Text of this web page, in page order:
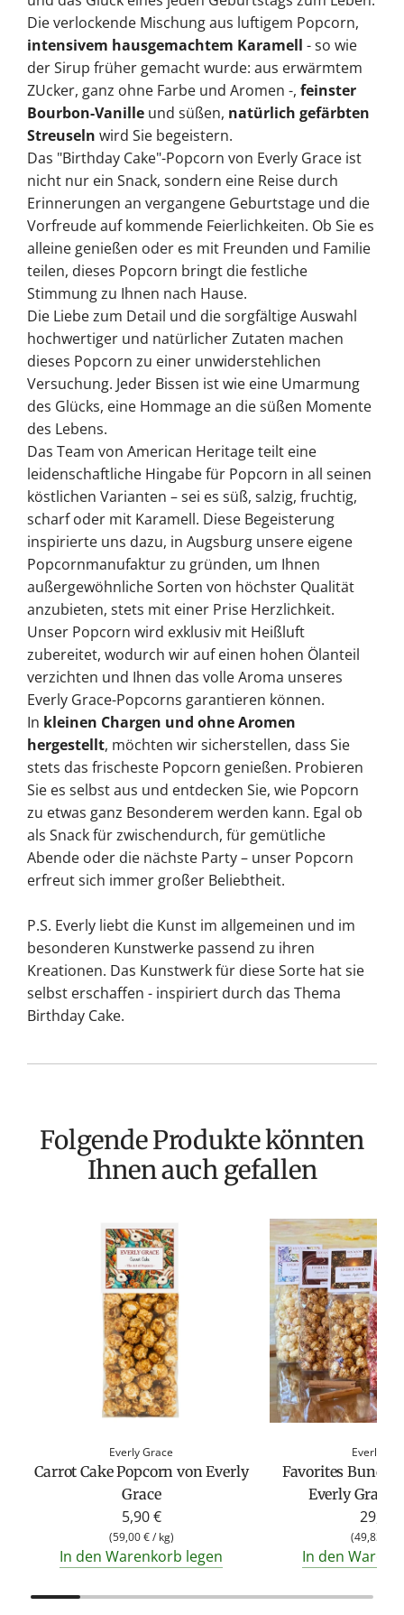
Die verlockende Mischung aus luftigem Popcorn,
intensivem hausgemachtem Karamell - so wie
der Sirup früher gemacht wurde: aus erwärmtem
ZUcker, ganz ohne Farbe und Aromen -, feinster
Bourbon-Vanille und süßen, natürlich gefärbten
Streuseln wird Sie begeistern.
Das "Birthday Cake"-Popcorn von Everly Grace ist
nicht nur ein Snack, sondern eine Reise durch
Erinnerungen an vergangene Geburtstage und die
Vorfreude auf kommende Feierlichkeiten. Ob Sie es
alleine genießen oder es mit Freunden und Familie
teilen, dieses Popcorn bringt die festliche
Stimmung zu Ihnen nach Hause.
Die Liebe zum Detail und die sorgfältige Auswahl
hochwertiger und natürlicher Zutaten machen
dieses Popcorn zu einer unwiderstehlichen
Versuchung. Jeder Bissen ist wie eine Umarmung
des Glücks, eine Hommage an die süßen Momente
des Lebens.
Das Team von American Heritage teilt eine
leidenschaftliche Hingabe für Popcorn in all seinen
köstlichen Varianten – sei es süß, salzig, fruchtig,
scharf oder mit Karamell. Diese Begeisterung
inspirierte uns dazu, in Augsburg unsere eigene
Popcornmanufaktur zu gründen, um Ihnen
außergewöhnliche Sorten von höchster Qualität
anzubieten, stets mit einer Prise Herzlichkeit.
Unser Popcorn wird exklusiv mit Heißluft
zubereitet, wodurch wir auf einen hohen Ölanteil
verzichten und Ihnen das volle Aroma unseres
Everly Grace-Popcorns garantieren können.
In kleinen Chargen und ohne Aromen
hergestellt, möchten wir sicherstellen, dass Sie
stets das frischeste Popcorn genießen. Probieren
Sie es selbst aus und entdecken Sie, wie Popcorn
zu etwas ganz Besonderem werden kann. Egal ob
als Snack für zwischendurch, für gemütliche
Abende oder die nächste Party – unser Popcorn
erfreut sich immer großer Beliebtheit.
P.S. Everly liebt die Kunst im allgemeinen und im
besonderen Kunstwerke passend zu ihren
Kreationen. Das Kunstwerk für diese Sorte hat sie
selbst erschaffen - inspiriert durch das Thema
Birthday Cake.
Folgende Produkte könnten
Ihnen auch gefallen
Everly Grace
Carrot Cake Popcorn von Everly
Grace
5,90 €
(59,00 €/ kg)
In den Warenkorb legen
Everly
Favorites Bundle
Everly Grace
29,90
(49,83 €
In den